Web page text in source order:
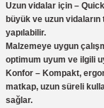
Uzun vidalar için –
büyük ve uzun
yapılabilir.
Malzemeye uygun
optimum uyum ve ilgili
Konfor – Kompakt,
matkap, uzun süreli
sağlar.